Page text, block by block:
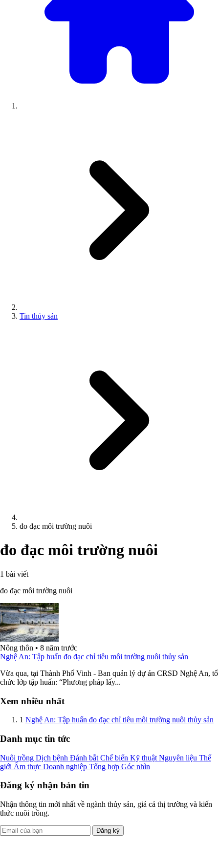
Tin thủy sản
đo đạc môi trường nuôi
đo đạc môi trường nuôi
1 bài viết
đo đạc môi trường nuôi
Nông thôn • 8 năm trước
Nghệ An: Tập huấn đo đạc chỉ tiêu môi trường nuôi thủy sản
Vừa qua, tại Thành Phố Vinh - Ban quản lý dự án CRSD Nghệ An, tổ
chức lớp tập huấn: “Phương pháp lấy...
Xem nhiều nhất
1 Nghệ An: Tập huấn đo đạc chỉ tiêu môi trường nuôi thủy sản
Danh mục tin tức
Nuôi trồng Dịch bệnh Đánh bắt Chế biến Kỹ thuật Nguyên liệu Thế
giới Ẩm thực Doanh nghiệp Tổng hợp Góc nhìn
Đăng ký nhận bản tin
Nhận thông tin mới nhất về ngành thủy sản, giá cả thị trường và kiến
thức nuôi trồng.
Đăng ký